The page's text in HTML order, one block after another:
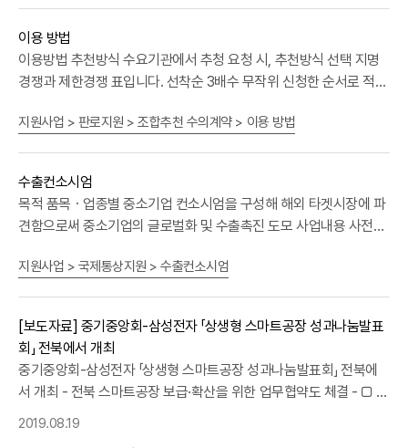
선착순 방식과 3배수 무작위 방식 (지명경쟁) 선착순 방식과 3배수
무작위 방식 표입니다. 선착순 방식 3배수 무작위 방식 신청한 순서
로 적격여부 확인 후 추천업체 선정 신청한 순서로 추천 업체수의 3
배수를 선정한 후 시스템에서 랜덤 방식으로 최종 추천업체 선정ex)
SMPP 시스템에서 자동 랜덤으로 최종 추천업체 5개 선정 ① 지명경
추천요청 공동사업 수행 소기업·소상공인 요청정보 검색 추천신청
(입찰금액 기재) 협동조합 추천신청 업체의 적합여부 검토 적정업체
추천 수요기관 지명경쟁 공고(나라장터) 낙찰자결정 후 계약 ② 제한
가기 <입찰참가자격 예시> ○○협동조합과 「중소기업제품 구매촉진
및 판로지원에 관한 법률 시행규칙」 제1조의2에 따른 '△△공동사
업'에 참여한 소기업 또는 소상공인 수요기관 제한경쟁 공고(나라장
터) 공동사업 수행 소기업·소상공인 입찰 참여 수요기관 낙찰자결정
후 계약 조달청에 위탁구매 요청 관련법령 : 「조달사업법」 제11조, 「조
달사업법 시행령」 제11조, 「공공기관에 운영에 관한 법률」 제44조 등
리지침 수요기관 조달청에 위탁구매 요청(지명·제한경쟁 등 명시) 조
이용 방법
이용방법 추천방식 수요기관에서 추청 요청 시, 추천방식 선택 지명
경쟁과 제한경쟁 표입니다. 선착순 3배수 무작위 신청한 순서로 적격
서로 요청받은 업체 수의 3배수를 선정한 뒤, 시스템에서 무작위로
(추천) 진행 절차 수요기관이 직접구매 수요기관 (SMPP/나라장터)
추천요청 소기업·소상공인 (SMPP) 추천신청 협동조합 (SMPP) 추
천심사 추천 공공기관 (나라장터) 견적접수 소기업·소상공인 (나라장
터) 견적제출 수요기관 (나라장터) 낙찰자 결정 계약 협동조합
(SMPP) 계약결과 입력 조달청에 구매의뢰* 13개 조합의 10개 업종
·141개 세부품명을 대상으로 시행(~2027.12.31.) 공공기관 (나라장
터) 조달청에 계약요청 조달청 (나라장터) 계약 요청 확인 조달청
(SMPP) 추천요청 소기업·소상공인 (SMPP) 추천신청 협동조합
(SMPP) 추천심사 추천 조달청 (나라장터) 견적 공고 소기업·소상공
인(나라장터) 견적 제출 조달청 (나라장터) 낙찰자 결정 계약 협동조
지원사업 > 판로지원 > 조합추천 수의계약 > 이용 방법
수출컨소시엄
목적 품목ㆍ업종별 중소기업 컨소시엄을 구성해 해외 타겟시장에 파
견함으로써 중소기업의 글로벌화 및 수출촉진 도모 사업내용 사전준
동지원 사전준비 바이어 사전 발굴ㆍ매칭비용, 해외마케팅ㆍ홍보비
내 초청 관련 비용, 바이어 신용조사비, 샘플발송비 등 지원 사전준비
바이어 사전 발굴, 해외마케팅 및 홍보 현지파견 해외전시회, 수출상
담회 사후관리 해외바이어국내초청 상담회 사업경과 2006년 수출
컨소시엄 시범 도입 2008년 수출컨소시엄 도입ㆍ시행 2011년 무역
촉진단 파견사업으로 편입 * 무역촉진단 : 해외전시회, 시장개척단,
지원사업 > 국제통상지원 > 수출컨소시엄
[보도자료] 중기중앙회-삼성전자 「상생형 스마트공장 성과나눔발표
회」 전북에서 개최
중기중앙회-삼성전자 「상생형 스마트공장 성과나눔발표회」 전북에
서 개최 - 전북 스마트공장 보급·확산을 위한 업무협약도 체결 - □ 중
소기업중앙회(회장 김기문)는 13일(화) 14시 전북 완주에 위치한 대
2019.08.19